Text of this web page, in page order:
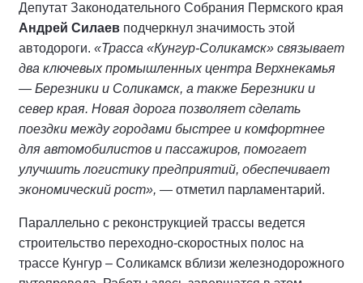
Депутат Законодательного Собрания Пермского края
Андрей Силаев подчеркнул значимость этой
автодороги. «Трасса «Кунгур-Соликамск» связывает
два ключевых промышленных центра Верхнекамья
— Березники и Соликамск, а также Березники и
север края. Новая дорога позволяет сделать
поездки между городами быстрее и комфортнее
для автомобилистов и пассажиров, помогает
улучшить логистику предприятий, обеспечивает
экономический рост», — отметил парламентарий.
Параллельно с реконструкцией трассы ведется
строительство переходно-скоростных полос на
трассе Кунгур – Соликамск вблизи железнодорожного